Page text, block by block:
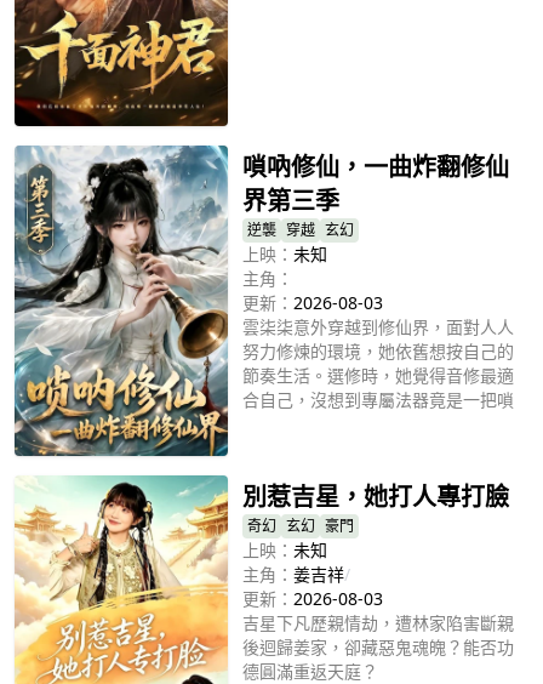
嗩吶修仙，一曲炸翻修仙
界第三季
逆襲 穿越 玄幻
上映： 未知
主角：
更新： 2026-08-03
雲柒柒意外穿越到修仙界，面對人人
努力修煉的環境，她依舊想按自己的
節奏生活。選修時，她覺得音修最適
合自己，沒想到專屬法器竟是一把嗩
伴中，慢慢走出屬於自己的修仙之
路。
別惹吉星，她打人專打臉
奇幻 玄幻 豪門
上映： 未知
主角： 姜吉祥/
更新： 2026-08-03
吉星下凡歷親情劫，遭林家陷害斷親
後迴歸姜家，卻藏惡鬼魂魄？能否功
德圓滿重返天庭？